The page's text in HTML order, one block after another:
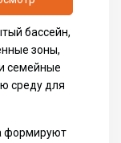
бассейн,
зоны,
семейные
среду для
формируют